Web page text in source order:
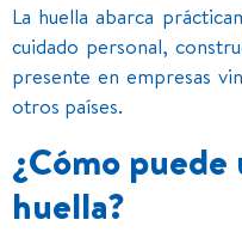
La huella abarca
cuidado personal,
presente en empresas
otros países.
¿Cómo
huella?